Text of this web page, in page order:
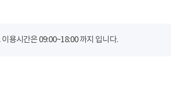
용시간은 09:00~18:00 까지 입니다.